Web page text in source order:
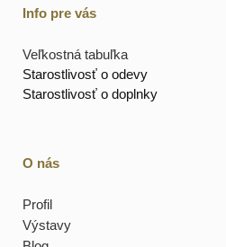
Info pre vás
Veľkostná tabuľka
Starostlivosť o odevy
Starostlivosť o doplnky
O nás
Profil
Výstavy